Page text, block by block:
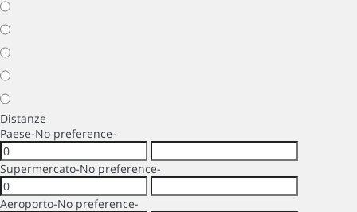
Distanze
Paese-No preference-
Supermercato-No preference-
Aeroporto-No preference-